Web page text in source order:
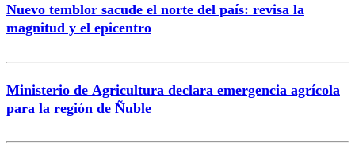
Nuevo temblor sacude el norte del país: revisa la
magnitud y el epicentro
Ministerio de Agricultura declara emergencia agrícola
para la región de Ñuble